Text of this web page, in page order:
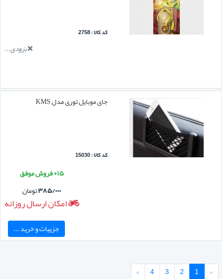
کد کالا : 2758
بزودی...
جای موبایل توری مدل KMS
کد کالا : 15030
۱۵+ فروش موفق
۳۸۵/۰۰۰تومان
امکان ارسال روزانه
جزییات و خرید ...
‹
1
2
3
4
›